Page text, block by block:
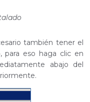
también tener el
para eso haga clic en
abajo del